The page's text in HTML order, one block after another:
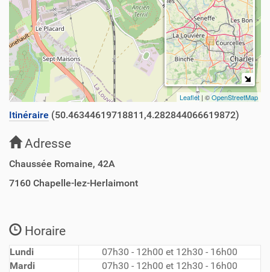
Leaflet | ©OpenStreetMap
Itinéraire (50.46344619718811,4.282844066619872)
Adresse
Chaussée Romaine, 42A
7160 Chapelle-lez-Herlaimont
Horaire
Lundi
07h30 - 12h00 et 12h30 - 16h00
Mardi
07h30 - 12h00 et 12h30 - 16h00